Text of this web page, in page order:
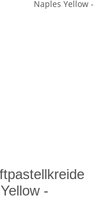
-